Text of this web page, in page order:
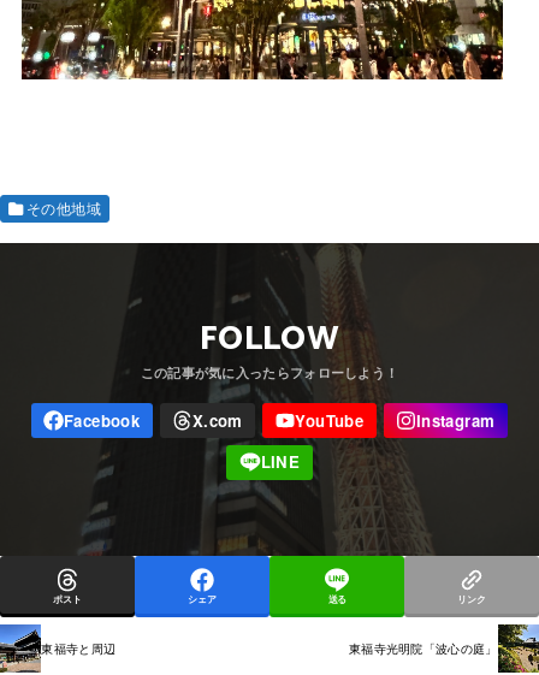
その他地域
FOLLOW
ポスト シェア 送る リンク
東福寺と周辺 東福寺光明院「波心の庭」